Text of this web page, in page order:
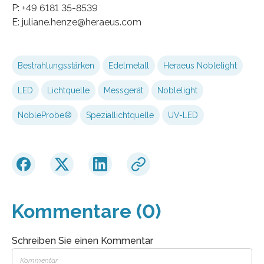
P: +49 6181 35-8539
E: juliane.henze@heraeus.com
Bestrahlungsstärken Edelmetall Heraeus Noblelight
LED Lichtquelle Messgerät Noblelight
NobleProbe® Speziallichtquelle UV-LED
Kommentare (0)
Schreiben Sie einen Kommentar